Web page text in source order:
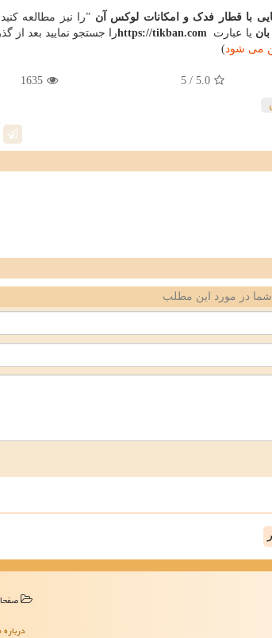
با قطار فدک و امکانات لوکس آن ”را نیز مطالعه
یا عبارت https://tikban.comرا جستجو نمایید بعد از
می شود)
5.0
/ 5
1635
در مورد این مطلب
درباره